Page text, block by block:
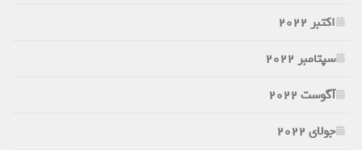
اکتبر 2022
سپتامبر 2022
آگوست 2022
جولای 2022